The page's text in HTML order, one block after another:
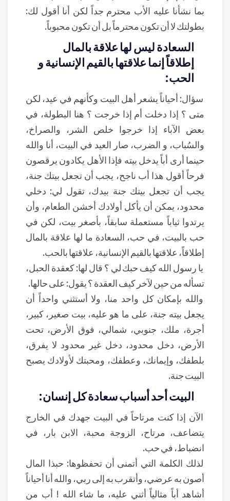
بما نشأنا عليه الأب محترم جداً لكن أنا أقول لك:
بطولتك لا أن تكون محترماً بل أن تكون محبوباً.
السعادة ليس لها علاقة بالمال
إطلاقاً إنما علاقتها بالقيم الإنسانية و
الحب:
سؤال: أحياناً يشعر أهل البيت وكأنهم في عيد، لكن
متى ؟ إذا دخلت أم إذا خرجت ؟ هنا البطولة، في
بعض الآباء إذا خرجوا خلص الشر، والصراخ،
والسُباب، و الضرب، صار العيد في البيت، أنا والله
حينما أرى أباً يدخل بيته فإذا الأهل يكادون يرقصون
فرحاً أقول هذا أب ناجح، يجب أن تجعل بيتك جنة،
يجب أن تجعل بيتك جنة بيدك، تقول لي: دخلي
محدود، يمكن أن يأكل أولادك أخشن الطعام، وأن
يرتدوا ثياباً مستعملة سابقاً، بأصغر بيت، لكن في
حب بالبيت، في حب، السعادة ما لها علاقة بالمال
إطلاقاً، علاقتها بالقيم الإنسانية، علاقتها بالحب.
يا رسول الله كيف حبك لي ؟ قال لها: كعقدة الحبل،
تسأله من حين لآخر كيف العقدة ؟ يقول: على حالها.
والله بإمكان كل واحد منا، ولا أستثني واحداً أن
يجعل بيته جنة، على ما هو عليه، بيت صغير، كبير،
أجرة، ملك، جنوبي، شمالي، فوق الأرض، تحت
الأرض، دخل محدود، دخل غير محدود لا يفرق،
بلطفك، وإيمانك، وعطفك، ومحبتك لأولادك يصبح
البيت جنة.
البيت أحد أسباب سعادة كل إنسان:
الآن إذا كنت مرتاحاً في البيت جهدك في الخارج
يتضاعف، مرتاح، الزوجة محبة، الابن بار، في
انضباط، في حب.
لذلك الكلمة التي أتمنى أن تحفظوها: حبذا المال
أصون به عرضي، وأتقرب به إلى ربي، والله أنا أحياناً
أشاهد أباً مثالياً أثني عليه، ما شاء الله ! أب من